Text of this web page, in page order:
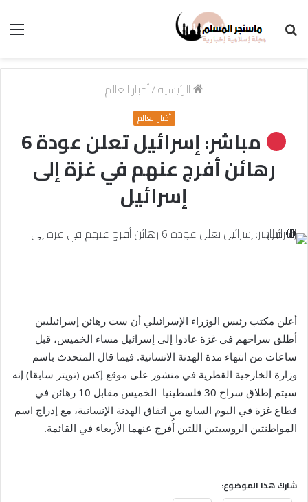
الرئيسية/أخبار العالم
أخبار العالم
مباشر: إسرائيل تعلن عودة 6
رهائن أفرج عنهم في غزة إلى
إسرائيل
أعلن مكتب رئيس الوزراء الإسرائيلي أن ست رهائن إسرائيليين
أطلق سراحهم في غزة عادوا إلى إسرائيل مساء الخميس، قبل
ساعات من انتهاء مدة الهدنة الانسانية. فيما قال المتحدث باسم
وزارة الخارجية القطرية في منشور على موقع إكس (تويتر سابقا) إنه
سيتم إطلاق سراح 30 فلسطينيا الخميس مقابل 10 رهائن في
قطاع غزة في اليوم السابع من اتفاق الهدنة الإنسانية، مع إدراج اسم
المواطنتين الروسيتين اللتين أُفرج عنهما الأربعاء في القائمة.
شارك هذا الموضوع: